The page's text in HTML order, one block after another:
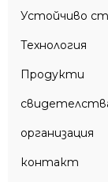
Устойчиво
Технология
Продукти
организация
контакт